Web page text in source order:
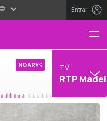
Entrar
NO AR TV
RTP